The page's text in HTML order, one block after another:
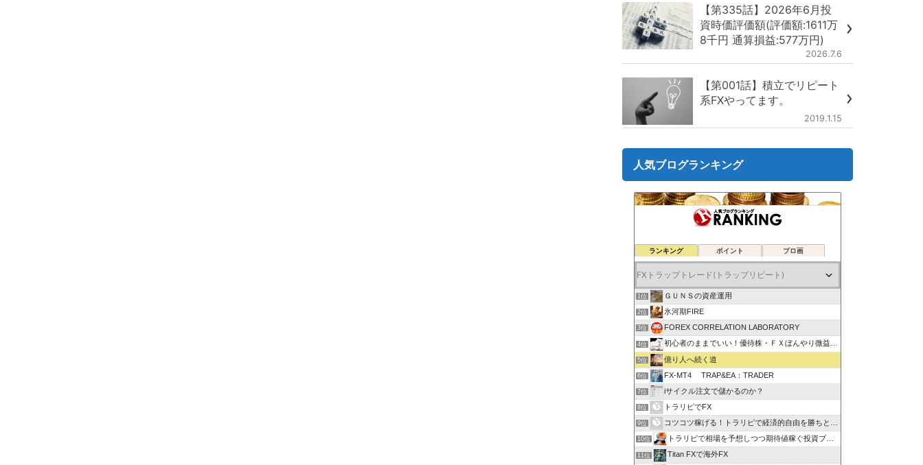
【第335話】2026年6月投
資時価評価額(評価額:1611万
8千円 通算損益:577万円)
2026.7.6
【第001話】積立でリピート
系FXやってます。
2019.1.15
人気ブログランキング
ランキング ポイント ブロ画
1位 ＧＵＮＳの資産運用
2位 氷河期FIRE
3位 FOREX CORRELATION LABORATORY
4位 初心者のままでいい！優待株・ＦＸぼんやり微益ブログ
5位 億り人へ続く道
6位 FX-MT4 TRAP&EA：TRADER
7位 iサイクル注文で儲かるのか？
8位 トラリピでFX
9位 コツコツ稼げる！トラリピで経済的自由を勝ちとる方法
10位 トラリピで相場を予想しつつ期待値稼ぐ投資ブログ
11位 Titan FXで海外FX